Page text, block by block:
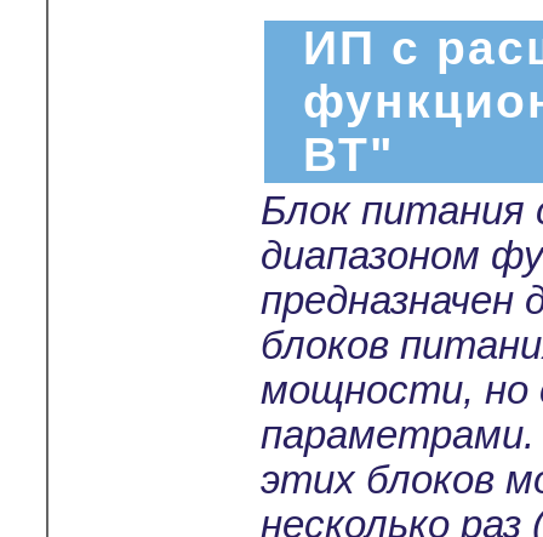
ИП с
ВТ"
Блок питания
диапазоном
предназначен
блоков
мощности, но
этих блоков
несколько